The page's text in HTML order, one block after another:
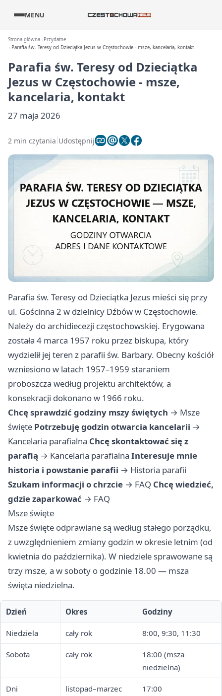
MENU
Strona główna
Przydatne
Parafia św. Teresy od Dzieciątka Jezus w Częstochowie - msze, kancelaria, kontakt
Parafia św. Teresy od Dzieciątka
Jezus w Częstochowie - msze,
kancelaria, kontakt
27 maja 2026
2 min czytania Udostępnij
Parafia św. Teresy od Dzieciątka Jezus mieści się przy
ul. Gościnna 2 w dzielnicy Dźbów w Częstochowie.
Należy do archidiecezji częstochowskiej. Erygowana
została 4 marca 1957 roku przez biskupa, który
wydzielił jej teren z parafii św. Barbary. Obecny kościół
wzniesiono w latach 1957–1959 staraniem
proboszcza według projektu architektów, a
konsekracji dokonano w 1966 roku.
Chcę sprawdzić godziny mszy świętych → Msze
święte Potrzebuję godzin otwarcia kancelarii →
Kancelaria parafialna Chcę skontaktować się z
parafią → Kancelaria parafialna Interesuje mnie
historia i powstanie parafii → Historia parafii
Szukam informacji o chrzcie → FAQ Chcę wiedzieć,
gdzie zaparkować → FAQ
Msze święte
Msze święte odprawiane są według stałego porządku,
z uwzględnieniem zmiany godzin w okresie letnim (od
kwietnia do października). W niedziele sprawowane są
trzy msze, a w soboty o godzinie 18.00 — msza
święta niedzielna.
Dzień Okres Godziny
Niedziela cały rok 8:00, 9:30, 11:30
Sobota cały rok
18:00 (msza
niedzielna)
Dni
listopad–marzec 17:00